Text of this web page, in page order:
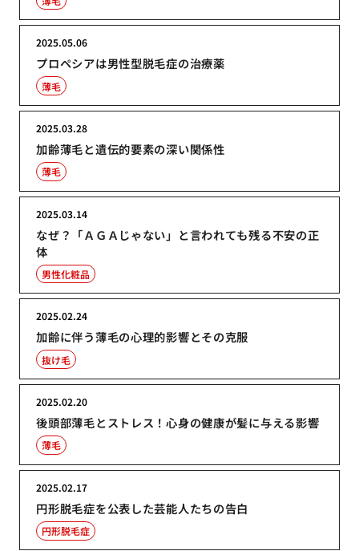
プロペシアは男性型脱毛症の治療薬
2025.05.06
薄毛
加齢薄毛と遺伝的要素の深い関係性
2025.03.28
薄毛
なぜ？「ＡＧＡじゃない」と言われても残る不安の正
体
2025.03.14
男性化粧品
加齢に伴う薄毛の心理的影響とその克服
2025.02.24
抜け毛
後頭部薄毛とストレス！心身の健康が髪に与える影響
2025.02.20
薄毛
円形脱毛症を公表した芸能人たちの告白
2025.02.17
円形脱毛症